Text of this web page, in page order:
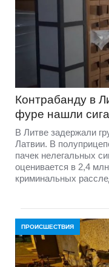
Контрабанду в
фуре нашли
В Литве задержали
Латвии. В
пачек нелегальных
оценивается в 2,4
криминальных
ПРОИСШЕСТВИЯ